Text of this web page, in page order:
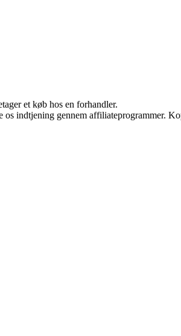
et køb hos en forhandler.
indtjening gennem affiliateprogrammer.